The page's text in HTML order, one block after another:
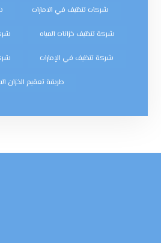
شركات تنظيف في الامارات
شركة تنظيف خزانات المياه
شركة تنظيف في الإمارات
طريقة تعقيم الخزان